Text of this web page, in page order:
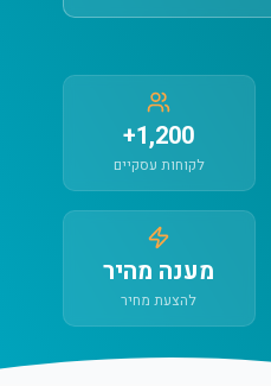
1,200+
לקוחות עסקיים
מענה מהיר
להצעת מחיר